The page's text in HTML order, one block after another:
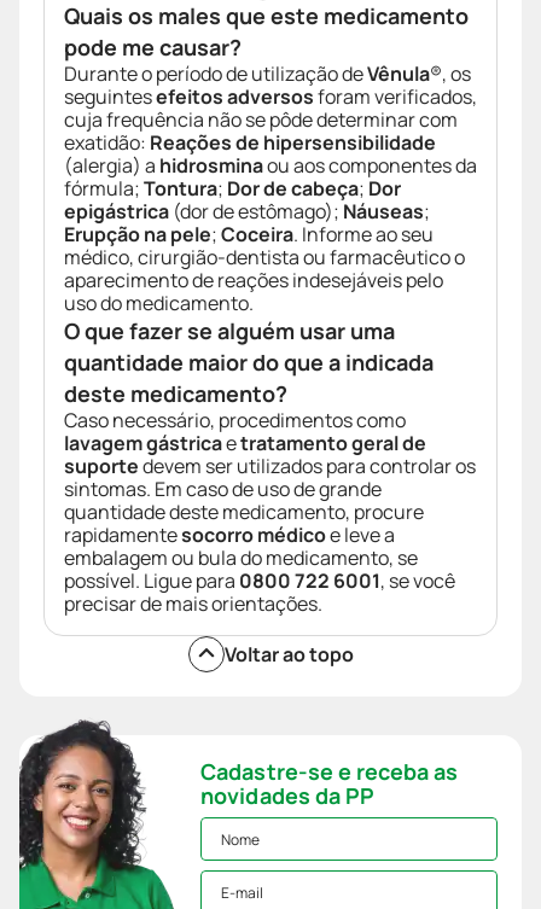
Quais os males que este medicamento
pode me causar?
Durante o período de utilização deVênula®, os
seguintesefeitos adversosforam verificados,
cuja frequência não se pôde determinar com
exatidão: Reações de hipersensibilidade
(alergia) a hidrosminaou aos componentes da
fórmula;Tontura; Dor de cabeça; Dor
epigástrica (dor de estômago); Náuseas;
Erupção na pele;Coceira. Informe ao seu
médico, cirurgião-dentista ou farmacêutico o
aparecimento de reações indesejáveis pelo
uso do medicamento.
O que fazer se alguém usar uma
quantidade maior do que a indicada
deste medicamento?
Caso necessário, procedimentos como
lavagem gástricaetratamento geral de
suportedevem ser utilizados para controlar os
sintomas. Em caso de uso de grande
quantidade deste medicamento, procure
rapidamentesocorro médicoe leve a
embalagem ou bula do medicamento, se
possível. Ligue para 0800 722 6001, se você
precisar de mais orientações.
Voltar ao topo
Cadastre-se e receba as
novidades da PP